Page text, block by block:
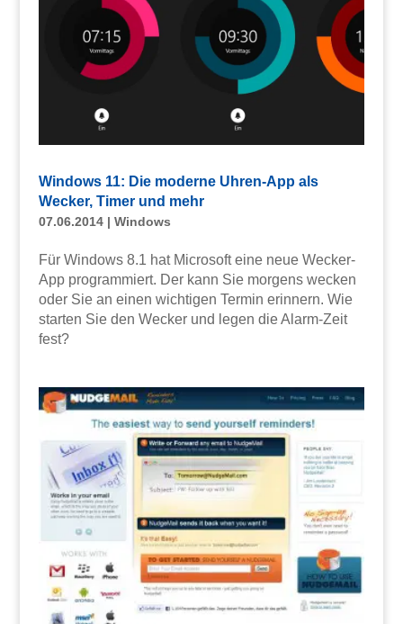
Windows 11: Die moderne Uhren-App als
Wecker, Timer und mehr
07.06.2014| Windows
Für Windows 8.1 hat Microsoft eine neue Wecker-
App programmiert. Der kann Sie morgens wecken
oder Sie an einen wichtigen Termin erinnern. Wie
starten Sie den Wecker und legen die Alarm-Zeit
fest?